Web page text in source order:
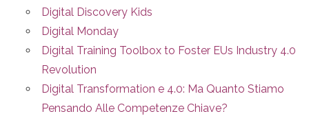
Digital Discovery Kids
Digital Monday
Digital Training Toolbox to Foster EUs Industry 4.0
Revolution
Digital Transformation e 4.0: Ma Quanto Stiamo
Pensando Alle Competenze Chiave?